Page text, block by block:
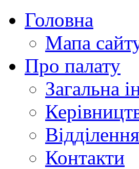
Головна
Мапа
Про палату
Загальна
Відділення
Контакти